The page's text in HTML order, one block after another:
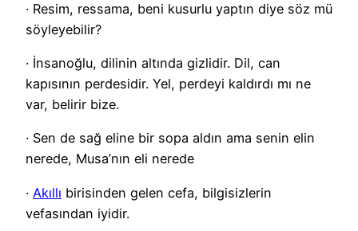
· Resim, ressama, beni kusurlu yaptın diye söz mü
söyleyebilir?
· İnsanoğlu, dilinin altında gizlidir. Dil, can
kapısının perdesidir. Yel, perdeyi kaldırdı mı ne
var, belirir bize.
· Sen de sağ eline bir sopa aldın ama senin elin
nerede, Musa’nın eli nerede
· Akıllı birisinden gelen cefa, bilgisizlerin
vefasından iyidir.